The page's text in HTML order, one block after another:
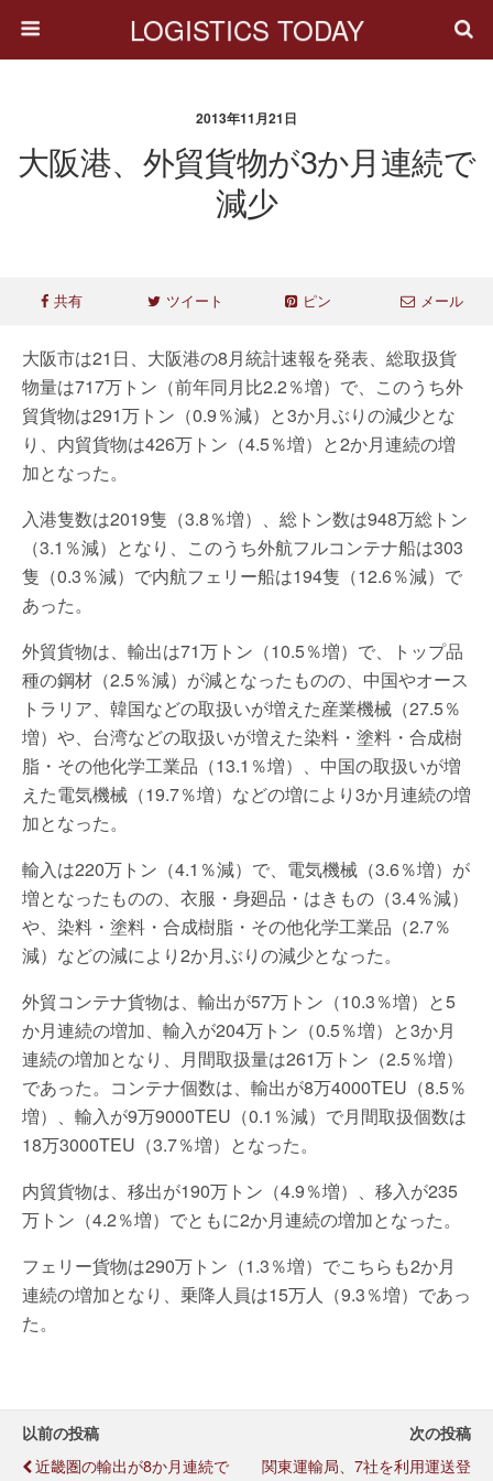
LOGISTICS TODAY
2013年11月21日
大阪港、外貿貨物が3か月連続で
減少
共有 ツイート ピン メール
大阪市は21日、大阪港の8月統計速報を発表、総取扱貨
物量は717万トン（前年同月比2.2％増）で、このうち外
貿貨物は291万トン（0.9％減）と3か月ぶりの減少とな
り、内貿貨物は426万トン（4.5％増）と2か月連続の増
加となった。
入港隻数は2019隻（3.8％増）、総トン数は948万総トン
（3.1％減）となり、このうち外航フルコンテナ船は303
隻（0.3％減）で内航フェリー船は194隻（12.6％減）で
あった。
外貿貨物は、輸出は71万トン（10.5％増）で、トップ品
種の鋼材（2.5％減）が減となったものの、中国やオース
トラリア、韓国などの取扱いが増えた産業機械（27.5％
増）や、台湾などの取扱いが増えた染料・塗料・合成樹
脂・その他化学工業品（13.1％増）、中国の取扱いが増
えた電気機械（19.7％増）などの増により3か月連続の増
加となった。
輸入は220万トン（4.1％減）で、電気機械（3.6％増）が
増となったものの、衣服・身廻品・はきもの（3.4％減）
や、染料・塗料・合成樹脂・その他化学工業品（2.7％
減）などの減により2か月ぶりの減少となった。
外貿コンテナ貨物は、輸出が57万トン（10.3％増）と5
か月連続の増加、輸入が204万トン（0.5％増）と3か月
連続の増加となり、月間取扱量は261万トン（2.5％増）
であった。コンテナ個数は、輸出が8万4000TEU（8.5％
増）、輸入が9万9000TEU（0.1％減）で月間取扱個数は
18万3000TEU（3.7％増）となった。
内貿貨物は、移出が190万トン（4.9％増）、移入が235
万トン（4.2％増）でともに2か月連続の増加となった。
フェリー貨物は290万トン（1.3％増）でこちらも2か月
連続の増加となり、乗降人員は15万人（9.3％増）であっ
た。
以前の投稿
近畿圏の輸出が8か月連続で
次の投稿
関東運輸局、7社を利用運送登